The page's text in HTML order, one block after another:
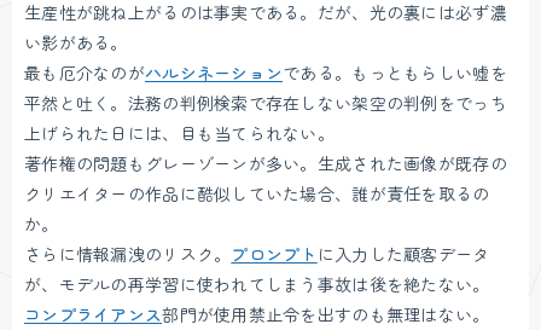
生産性が跳ね上がるのは事実である。だが、光の裏には必ず濃
い影がある。
最も厄介なのがハルシネーションである。もっともらしい嘘を
平然と吐く。法務の判例検索で存在しない架空の判例をでっち
上げられた日には、目も当てられない。
著作権の問題もグレーゾーンが多い。生成された画像が既存の
クリエイターの作品に酷似していた場合、誰が責任を取るの
か。
さらに情報漏洩のリスク。 プロンプト に入力した顧客データ
が、モデルの再学習に使われてしまう事故は後を絶たない。
コンプライアンス部門が使用禁止令を出すのも無理はない。